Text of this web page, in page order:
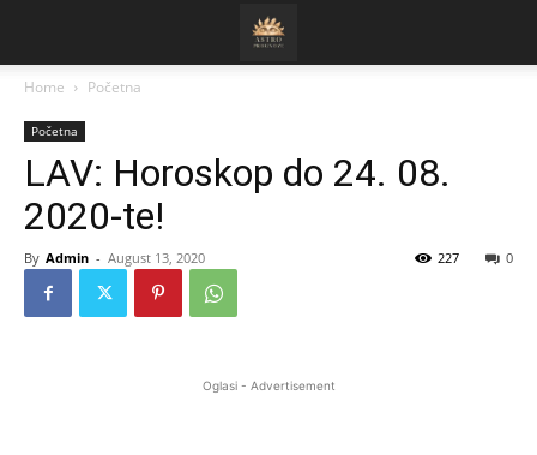
Home Početna
Početna
LAV: Horoskop do 24. 08.
2020-te!
By Admin - August 13, 2020 0
227
Oglasi - Advertisement